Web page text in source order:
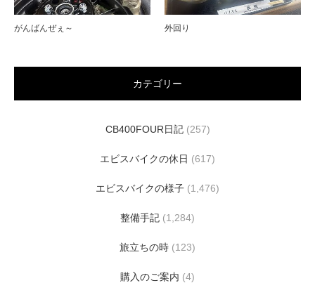
がんばんぜぇ～ 外回り
カテゴリー
CB400FOUR日記(257)
エビスバイクの休日 (617)
エビスバイクの様子 (1,476)
整備手記 (1,284)
旅立ちの時 (123)
購入のご案内 (4)